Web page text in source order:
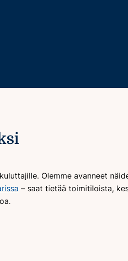
Olemme avanneet
– saat tietää toimitiloista,